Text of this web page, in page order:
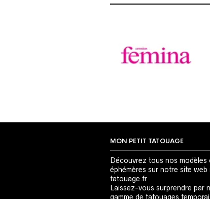
MON PETIT TATOUAGE
Découvrez tous nos modèles
éphémères sur notre site
tatouage.fr
Laissez-vous surprendre par
gamme de tatouages